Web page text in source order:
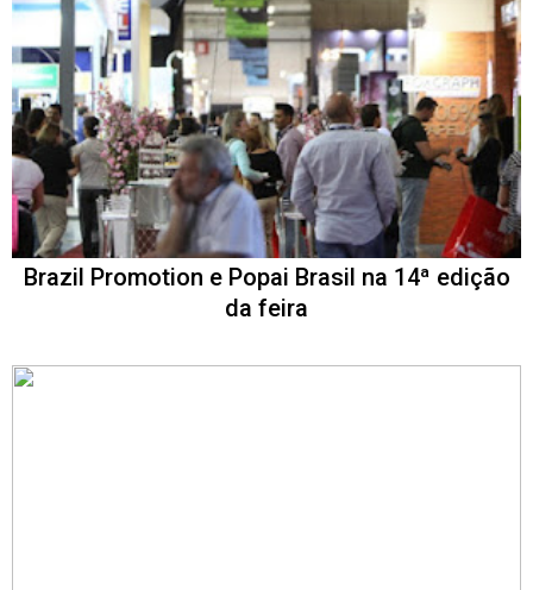
Brazil Promotion e Popai Brasil na 14ª edição
da feira